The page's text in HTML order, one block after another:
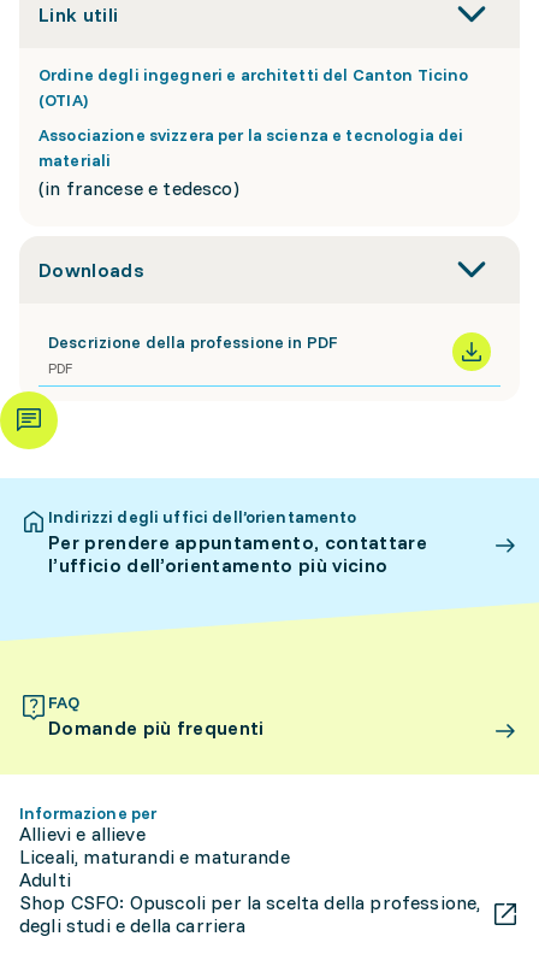
Link utili
Ordine degli ingegneri e architetti del Canton Ticino
(OTIA)
Associazione svizzera per la scienza e tecnologia dei
materiali
(in francese e tedesco)
Downloads
Descrizione della professione in PDF
PDF
Indirizzi degli uffici dell’orientamento
Per prendere appuntamento, contattare
l’ufficio dell’orientamento più vicino
FAQ
Domande più frequenti
Informazione per
Allievi e allieve
Liceali, maturandi e maturande
Adulti
Shop CSFO: Opuscoli per la scelta della professione,
degli studi e della carriera